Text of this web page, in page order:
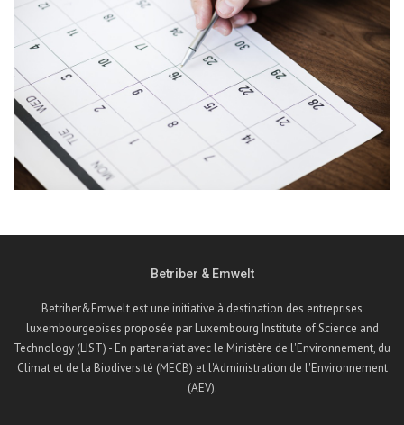
Betriber & Emwelt
Betriber&Emwelt est une initiative à destination des entreprises
luxembourgeoises proposée par Luxembourg Institute of Science and
Technology (LIST) - En partenariat avec le Ministère de l'Environnement, du
Climat et de la Biodiversité (MECB) et l'Administration de l'Environnement
(AEV).